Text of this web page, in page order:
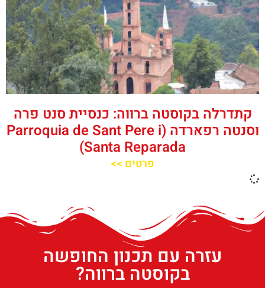
קתדרלה בקוסטה ברווה: כנסיית סנט פרה
וסנטה רפארדה (Parroquia de Sant Pere i
Santa Reparada)
פרטים >>
עזרה עם תכנון החופשה
בקוסטה ברווה?